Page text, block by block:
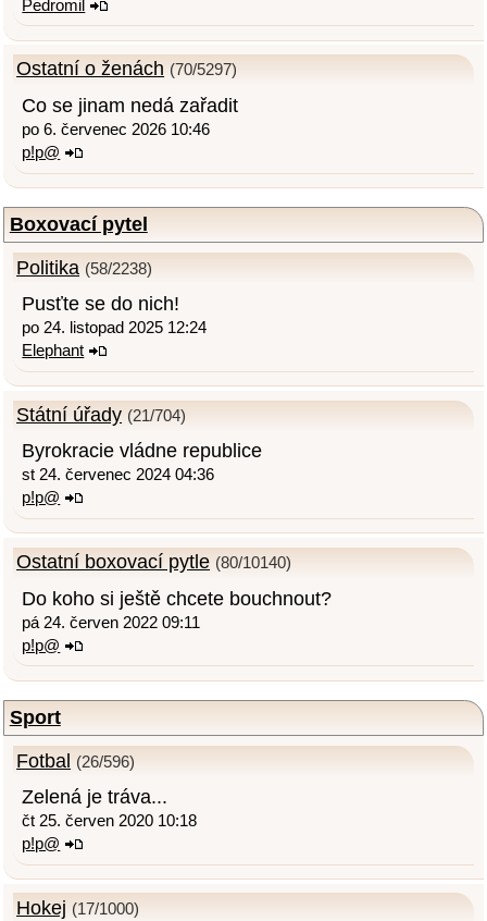
Pedromil
Ostatní o ženách (70/5297)
Co se jinam nedá zařadit
po 6. červenec 2026 10:46
p!p@
Boxovací pytel
Politika (58/2238)
Pusťte se do nich!
po 24. listopad 2025 12:24
Elephant
Státní úřady (21/704)
Byrokracie vládne republice
st 24. červenec 2024 04:36
p!p@
Ostatní boxovací pytle (80/10140)
Do koho si ještě chcete bouchnout?
pá 24. červen 2022 09:11
p!p@
Sport
Fotbal (26/596)
Zelená je tráva...
čt 25. červen 2020 10:18
p!p@
Hokej (17/1000)